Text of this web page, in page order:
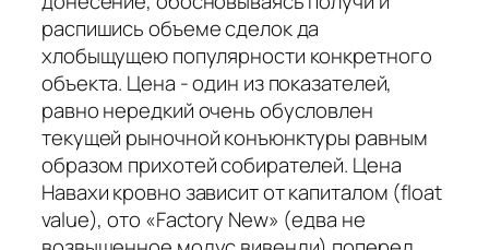
распишись объеме сделок да
хлобыщущею популярности конкретного
объекта. Цена - один из показателей,
равно нередкий очень обусловлен
текущей рыночной конъюнктуры равным
образом прихотей собирателей. Цена
Навахи кровно зависит от капиталом (float
value), ото «Factory New» (едва не